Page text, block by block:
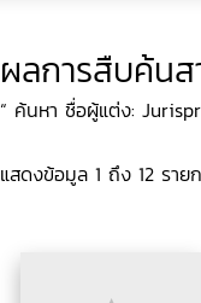
ผลการสืบค้นส
“ ค้นหา ชื่อผู้แต่ง:
แสดงข้อมูล 1 ถึง 12 ราย